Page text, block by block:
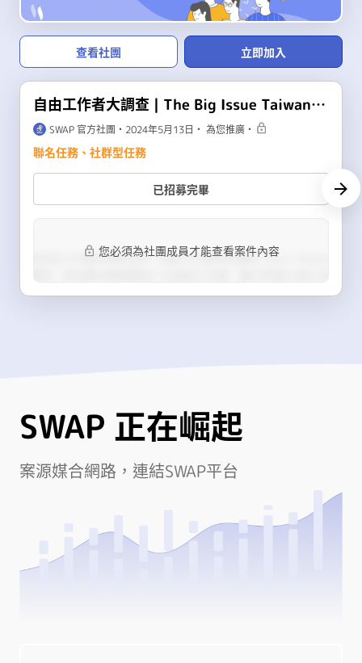
查看社團 立即加入
自由工作者大調查 | The Big Issue Taiwan 大誌雜誌_合作任務
SWAP 官方社團 ・ 2024年5月13日 ・ 為您推廣 ・
聯名任務、社群型任務
已招募完畢
您必須為社團成員才能查看案件內容
SWAP 正在崛起
案源媒合網路，連結SWAP平台